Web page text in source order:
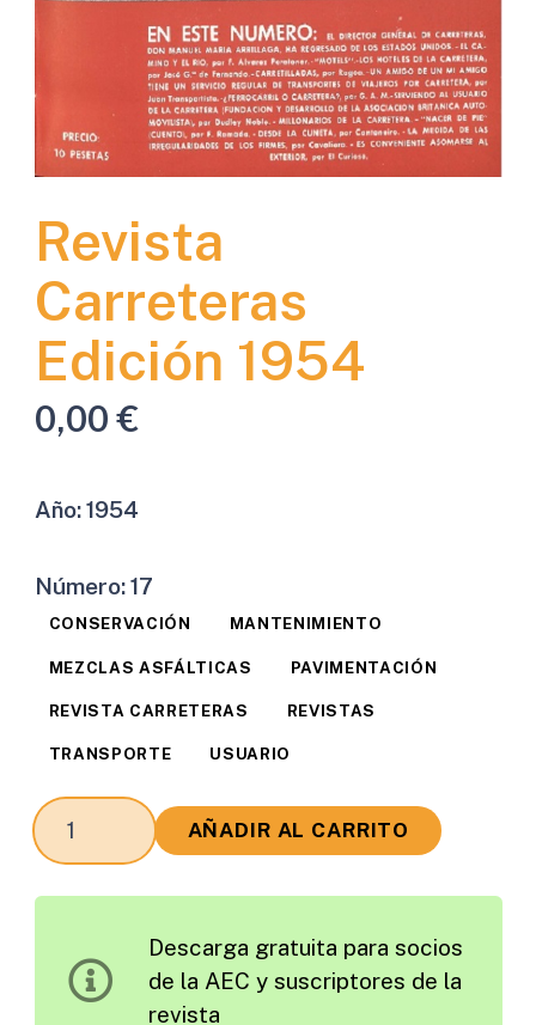
Revista
Carreteras
Edición 1954
0,00€
Año:1954
Número:17
CONSERVACIÓN MANTENIMIENTO
MEZCLAS ASFÁLTICAS PAVIMENTACIÓN
REVISTA CARRETERAS REVISTAS
TRANSPORTE USUARIO
Revista
Carreteras
AÑADIR AL CARRITO
Descarga gratuita para socios
de la AEC y suscriptores de la
revista